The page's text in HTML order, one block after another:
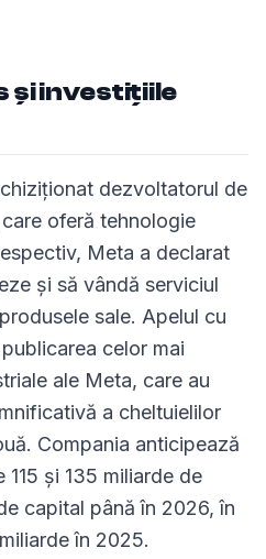
și investițiile
dezvoltatorul de
oferă tehnologie
Meta a declarat
și să vândă serviciul
sale. Apelul cu
celor mai
ale Meta, care au
a cheltuielilor
Compania anticipează
și 135 miliarde de
capital până în 2026, în
în 2025.